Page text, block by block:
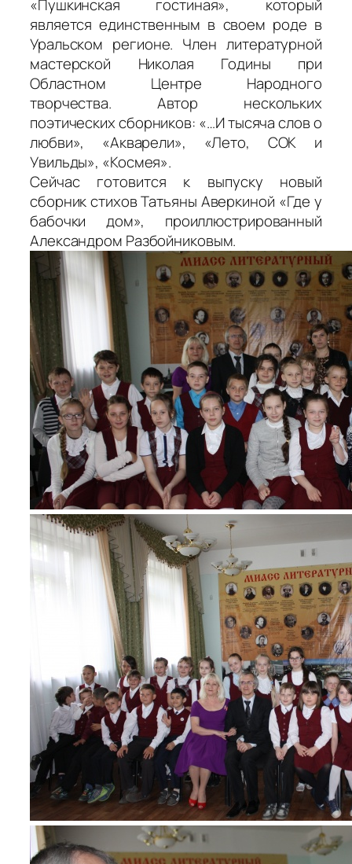
«Пушкинская гостиная», который
является единственным в своем роде в
Уральском регионе. Член литературной
мастерской Николая Годины при
Областном Центре Народного
творчества. Автор нескольких
поэтических сборников: «…И тысяча слов о
любви», «Акварели», «Лето, СОК и
Увильды», «Космея».
Сейчас готовится к выпуску новый
сборник стихов Татьяны Аверкиной «Где у
бабочки дом», проиллюстрированный
Александром Разбойниковым.